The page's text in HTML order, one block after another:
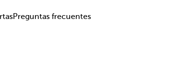
Preguntas frecuentes